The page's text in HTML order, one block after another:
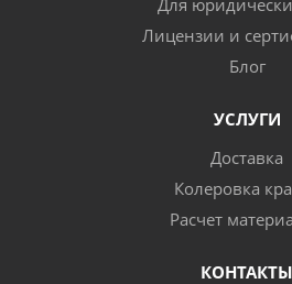
Для
Лицензии и
Блог
УСЛУГИ
Доставка
Колеровка
Расчет
КОНТАКТЫ